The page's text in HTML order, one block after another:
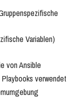
Variablen)
von Ansible
verwendet